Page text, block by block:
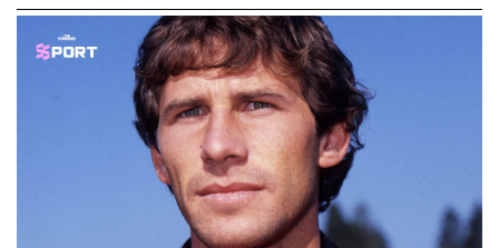
ABOUT THE AUTHOR
ณรงค์กร มโนจันทร์เพ็ญ
Content Creator กองบรรณาธิการข่าว THE
STANDARD